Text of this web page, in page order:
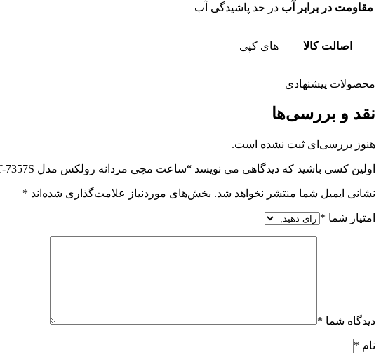
مقاومت در برابر آب در حد پاشیدگی آب
اصالت کالا های کپی
محصولات پیشنهادی
نقد و بررسی‌ها
هنوز بررسی‌ای ثبت نشده است.
اولین کسی باشید که دیدگاهی می نویسد “ساعت مچی مردانه رولکس مدل ROLEX PT-7357S”
نشانی ایمیل شما منتشر نخواهد شد. بخش‌های موردنیاز علامت‌گذاری شده‌اند *
امتیاز شما *
دیدگاه شما *
نام *